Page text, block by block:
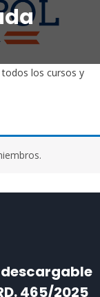
todos los cursos y
465/2025